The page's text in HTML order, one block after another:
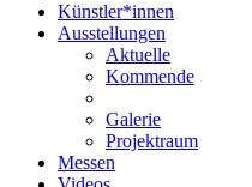
Künstler*innen
Ausstellungen
Aktuelle
Kommende
Galerie
Projektraum
Messen